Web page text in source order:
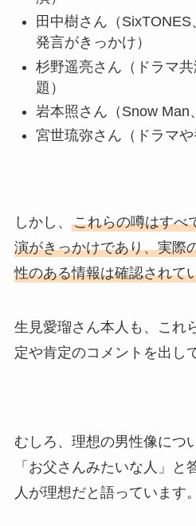
田中樹さん（
発言がきっかけ）
杉野遥亮さん（ドラマ
題）
岩本照さん（Snow Man
宮世琉弥さん（ドラマや
しかし、 これらの噂はすべ
演がきっかけであり、実際
性のある情報は確認されて
生見愛瑠さん本人も、これ
定や肯定のコメントを出し
むしろ、理想の男性像につ
「お父さんみたいな人」と
人が理想だと語っています。